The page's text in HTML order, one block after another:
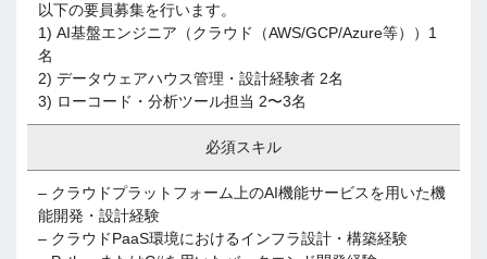
以下の要員募集を行います。
1) AI基盤エンジニア（クラウド（AWS/GCP/Azure等））1
名
2) データウェアハウス管理・設計経験者 2名
3) ローコード・分析ツール担当 2〜3名
必須スキル
– クラウドプラットフォーム上のAI機能サービスを用いた機
能開発・設計経験
– クラウドPaaS環境におけるインフラ設計・構築経験